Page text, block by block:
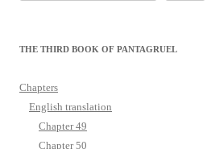
THE THIRD BOOK OF PANTAGRUEL
Chapters
English translation
Chapter 49
Chapter 50